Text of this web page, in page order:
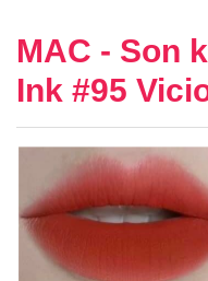
MAC - Son
Ink #95